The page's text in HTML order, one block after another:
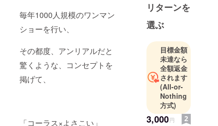
毎年1000人規模のワンマン
ショーを行い、
その都度、アンリアルだと
驚くような、コンセプトを
掲げて、
「コーラス×よさこい」
上で構成さ
れる日本最
大級の
ショークワ
イヤーチー
ム。毎年一
度、異業種
とのコラボ
レーション
にて大規模
な単独公演
リターンを
選ぶ
目標金額
未達なら
全額返金
されます
(All-or-
Nothing
方式)
3,000円